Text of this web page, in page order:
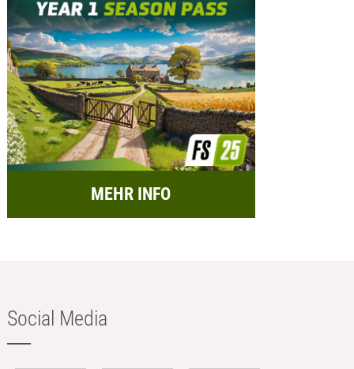
MEHR INFO
Social Media